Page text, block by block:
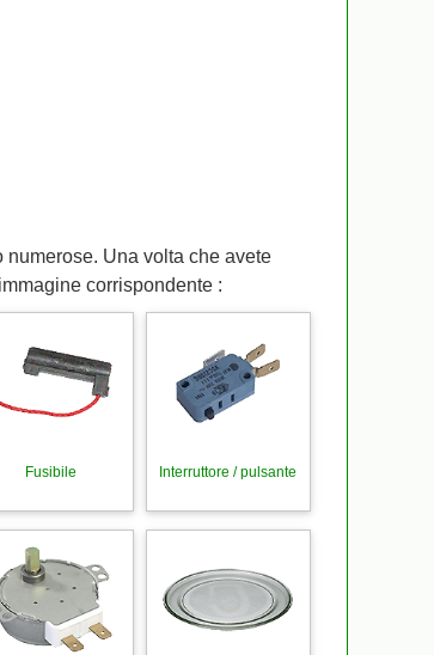
numerose. Una volta che avete
corrispondente :
Fusibile Interruttore / pulsante